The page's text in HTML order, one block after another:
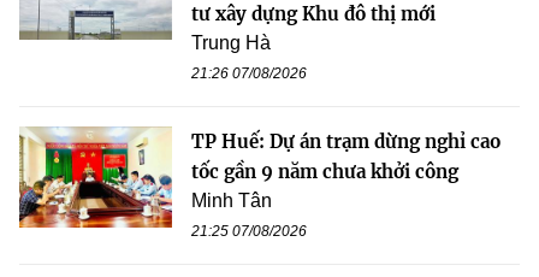
tư xây dựng Khu đô thị mới
Trung Hà
21:26 07/08/2026
TP Huế: Dự án trạm dừng nghỉ cao
tốc gần 9 năm chưa khởi công
Minh Tân
21:25 07/08/2026